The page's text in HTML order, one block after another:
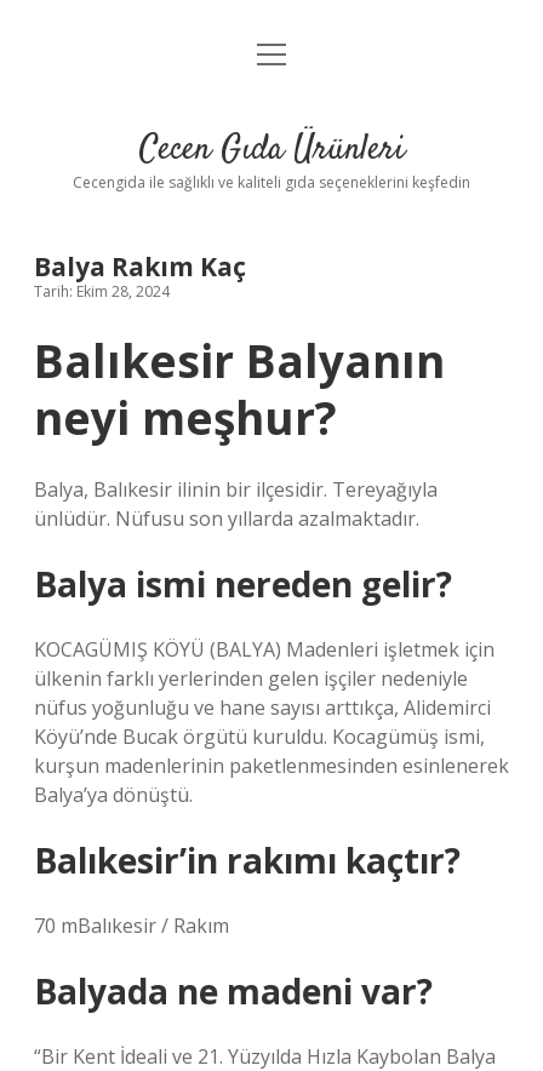
Anasayfa
Yasal Uyarı
menüyü
Cecen Gıda Ürünleri
Cecengida ile sağlıklı ve kaliteli gıda seçeneklerini keşfedin
Balya Rakım Kaç
Tarih: Ekim 28, 2024
Balıkesir Balyanın
neyi meşhur?
Balya, Balıkesir ilinin bir ilçesidir. Tereyağıyla
ünlüdür. Nüfusu son yıllarda azalmaktadır.
Balya ismi nereden gelir?
KOCAGÜMIŞ KÖYÜ (BALYA) Madenleri işletmek için
ülkenin farklı yerlerinden gelen işçiler nedeniyle
nüfus yoğunluğu ve hane sayısı arttıkça, Alidemirci
Köyü’nde Bucak örgütü kuruldu. Kocagümüş ismi,
kurşun madenlerinin paketlenmesinden esinlenerek
Balya’ya dönüştü.
Balıkesir’in rakımı kaçtır?
70 mBalıkesir / Rakım
Balyada ne madeni var?
“Bir Kent İdeali ve 21. Yüzyılda Hızla Kaybolan Balya